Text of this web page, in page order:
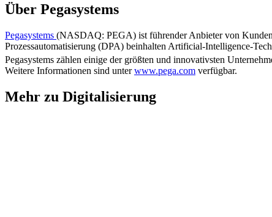
Über Pegasystems
Pegasystems (NASDAQ: PEGA) ist führender Anbieter von
Prozessautomatisierung (DPA) beinhalten Artificial-Intelligence-
Pegasystems zählen einige der größten und innovativsten
Weitere Informationen sind unterwww.pega.com verfügbar.
Mehr zu Digitalisierung